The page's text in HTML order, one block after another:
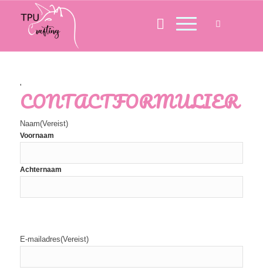
'
CONTACTFORMULIER
Naam(Vereist)
Voornaam
Achternaam
E-mailadres(Vereist)